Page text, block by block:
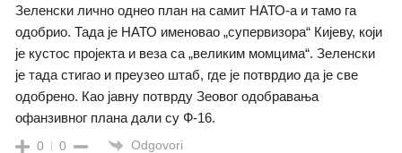
Зеленски лично однео план на самит НАТО-а и тамо га
одобрио. Тада је НАТО именовао „супервизора“ Кијеву, који
је кустос пројекта и веза са „великим момцима“. Зеленски
је тада стигао и преузео штаб, где је потврдио да је све
одобрено. Као јавну потврду Зеовог одобравања
офанзивног плана дали су Ф-16.
0 0 Odgovori